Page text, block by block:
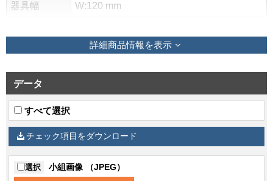
器具幅 W:120 mm
調光不可
光色（相関
色温度、平
均演色評価
数）
光束維持時
間
40,000時間(光束維持率90%)
器具光束 2850 lm
詳細商品情報を表示
データ
すべて選択
チェック項目をダウンロード
選択 小組画像 （JPEG）